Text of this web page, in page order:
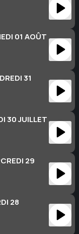
01 AOÛT
31
30 JUILLET
29
28